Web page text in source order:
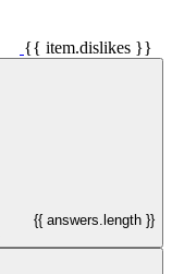
{{ item.dislikes }}
{{ answers.length }}